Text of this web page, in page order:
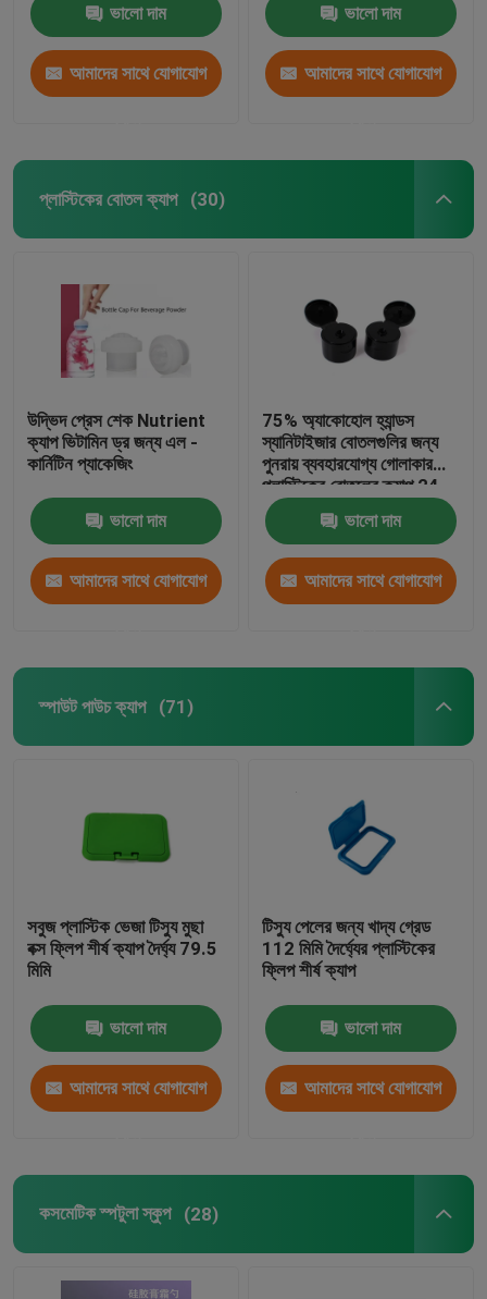
ভালো দাম
আমাদের সাথে যোগাযোগ
ভালো দাম
আমাদের সাথে যোগাযোগ
প্লাস্টিকের বোতল ক্যাপ (30)
উদ্ভিদ প্রেস শেক Nutrient
ক্যাপ ভিটামিন ড্র জন্য এল -
কার্নিটিন প্যাকেজিং
ভালো দাম
আমাদের সাথে যোগাযোগ
75% অ্যাকোহোল হ্যান্ডস
স্যানিটাইজার বোতলগুলির জন্য
পুনরায় ব্যবহারযোগ্য গোলাকার
প্লাস্টিকের বোতলের ক্যাপ 24-
410 নন স্পিল
ভালো দাম
আমাদের সাথে যোগাযোগ
স্পাউট পাউচ ক্যাপ (71)
সবুজ প্লাস্টিক ভেজা টিস্যু মুছা
বক্স ফ্লিপ শীর্ষ ক্যাপ দৈর্ঘ্য 79.5
মিমি
ভালো দাম
আমাদের সাথে যোগাযোগ
টিস্যু পেলের জন্য খাদ্য গ্রেড
112 মিমি দৈর্ঘ্যের প্লাস্টিকের
ফ্লিপ শীর্ষ ক্যাপ
ভালো দাম
আমাদের সাথে যোগাযোগ
কসমেটিক স্পটুলা স্কুপ (28)